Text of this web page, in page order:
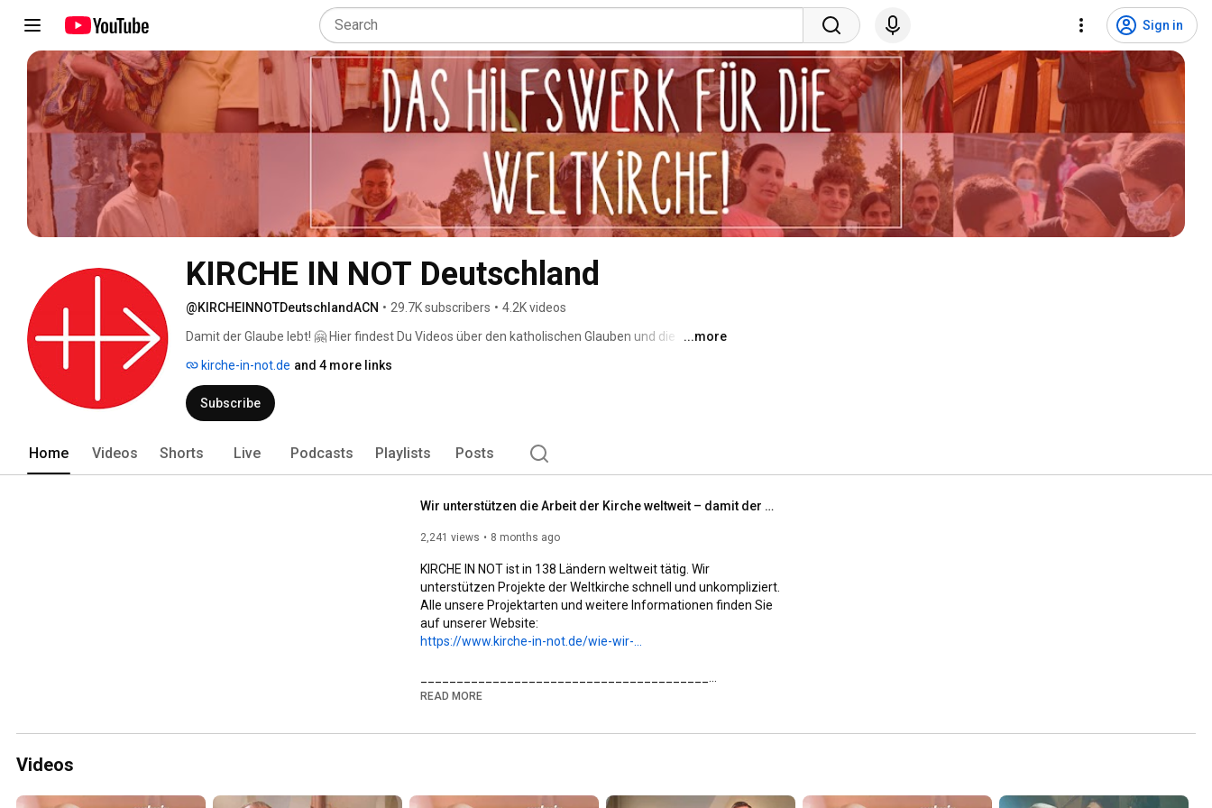
Sign in
KIRCHE IN NOT Deutschland
@KIRCHEINNOTDeutschlandACN • 29.7K subscribers • 4.2K videos
Damit der Glaube lebt! 🤗 Hier findest Du Videos über den katholischen Glauben und die
👍🏼! Wenn Du nichts mehr verpassen möchtest: Kanal abonnieren!
...more
kirche-in-not.de and 4 more links
Subscribe
Home Videos Shorts Live Podcasts Playlists Posts
Wir unterstützen die Arbeit der Kirche weltweit – damit der Glaube lebt!
2,241 views 8 months ago
KIRCHE IN NOT ist in 138 Ländern weltweit tätig. Wir
unterstützen Projekte der Weltkirche schnell und unkompliziert.
Alle unsere Projektarten und weitere Informationen finden Sie
https://www.kirche-in-not.de/wie-wir-...
✨ Mehr über KIRCHE IN NOT erfahren:
📘 Facebook: facebook.com/KircheInNot.de
Wir sind ein internationales katholisches Hilfswerk und eine
READ MORE
Videos